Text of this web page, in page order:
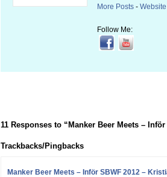
More Posts - Website
Follow Me:
11 Responses to “Manker Beer Meets –
Trackbacks/Pingbacks
Manker Beer Meets – Inför SBWF 2012 –